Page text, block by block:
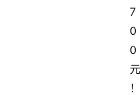
7
0
0
元
！